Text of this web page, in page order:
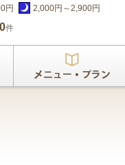
円
2,000円～2,900円
0件